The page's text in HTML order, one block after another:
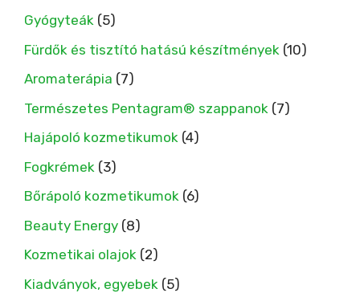
Gyógyteák (5)
Fürdők és tisztító hatású készítmények (10)
Aromaterápia (7)
Természetes Pentagram® szappanok (7)
Hajápoló kozmetikumok (4)
Fogkrémek (3)
Bőrápoló kozmetikumok (6)
Beauty Energy (8)
Kozmetikai olajok (2)
Kiadványok, egyebek (5)